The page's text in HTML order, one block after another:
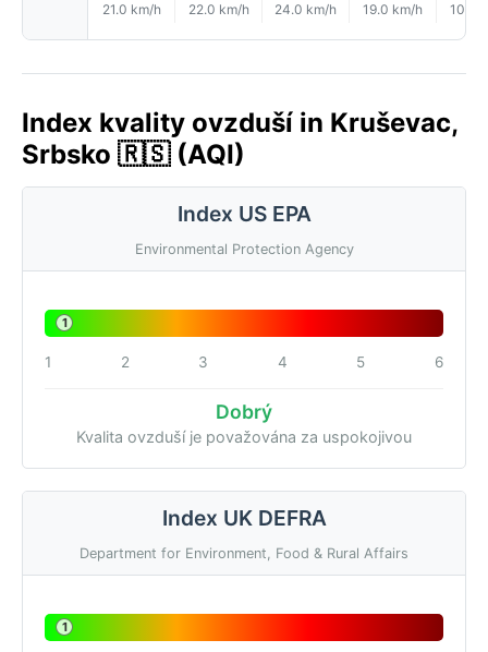
21.0 km/h 22.0 km/h 24.0 km/h 19.0 km/h 10.0
Index kvality ovzduší in Kruševac,
Srbsko 🇷🇸 (AQI)
Index US EPA
Environmental Protection Agency
1
1 2 3 4 5 6
Dobrý
Kvalita ovzduší je považována za uspokojivou
Index UK DEFRA
Department for Environment, Food & Rural Affairs
1